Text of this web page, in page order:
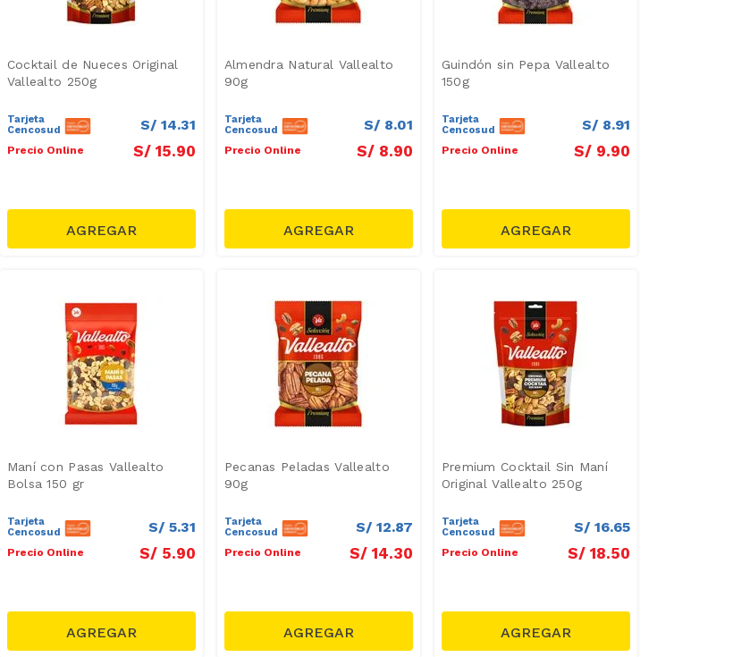
Cocktail de Nueces Original
Vallealto 250g
Tarjeta
Cencosud
S/ 14.31
Precio Online S/ 15.90
Almendra Natural Vallealto
90g
Tarjeta
Cencosud
S/ 8.01
Precio Online S/ 8.90
Guindón sin Pepa Vallealto
150g
Tarjeta
Cencosud
S/ 8.91
Precio Online S/ 9.90
Maní con Pasas Vallealto
Bolsa 150 gr
Tarjeta
Cencosud
S/ 5.31
Precio Online S/ 5.90
Pecanas Peladas Vallealto
90g
Tarjeta
Cencosud
S/ 12.87
Precio Online S/ 14.30
Premium Cocktail Sin Maní
Original Vallealto 250g
Tarjeta
Cencosud
S/ 16.65
Precio Online S/ 18.50